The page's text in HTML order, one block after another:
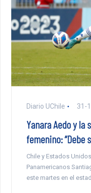
Diario UChile 31-
Yanara Aedo y
femenino: “Debe
Chile y Estados
Panamericanos
este martes en el